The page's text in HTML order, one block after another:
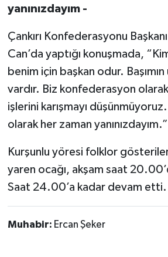
yanınızdayım -
Çankırı Konfederasyonu
Can’da yaptığı konuşmada,
benim için başkan odur.
vardır. Biz konfederasyon
işlerini karışmayı
olarak her zaman
Kurşunlu yöresi folklor
yaren ocağı, akşam saat
Saat 24.00’a kadar devam etti.
Muhabir: Ercan Şeker